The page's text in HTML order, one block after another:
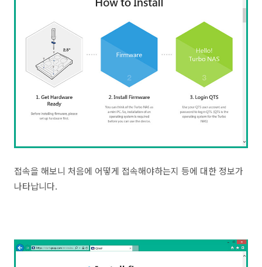
접속을 해보니 처음에 어떻게 접속해야하는지 등에 대한 정보가
나타납니다.